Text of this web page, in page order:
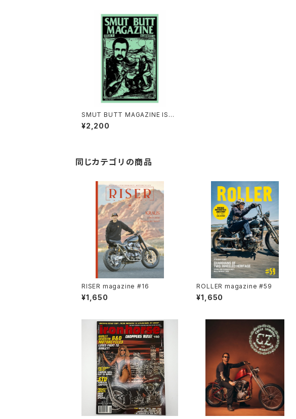
SMUT BUTT MAGAZINE ISSU
E #8 by Gorgeous George
¥2,200
同じカテゴリの商品
RISER magazine #16
¥1,650
ROLLER magazine #59
¥1,650